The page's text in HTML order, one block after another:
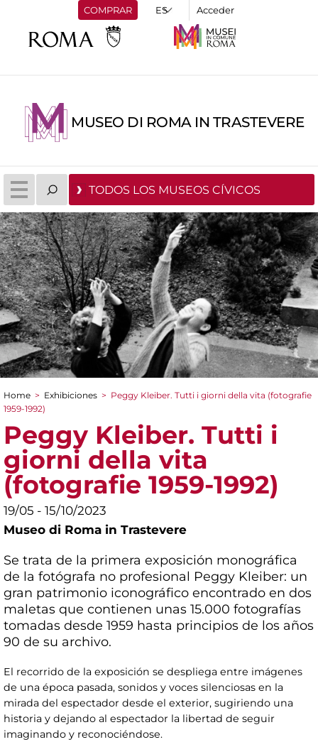
COMPRAR Acceder
MUSEO DI ROMA IN TRASTEVERE
TODOS LOS MUSEOS CÍVICOS
You are here
Home > Exhibiciones > Peggy Kleiber. Tutti i giorni della vita (fotografie
1959-1992)
Peggy Kleiber. Tutti i
giorni della vita
(fotografie 1959-1992)
19/05 - 15/10/2023
Museo di Roma in Trastevere
Se trata de la primera exposición monográfica
de la fotógrafa no profesional Peggy Kleiber: un
gran patrimonio iconográfico encontrado en dos
maletas que contienen unas 15.000 fotografías
tomadas desde 1959 hasta principios de los años
90 de su archivo.
El recorrido de la exposición se despliega entre imágenes
de una época pasada, sonidos y voces silenciosas en la
mirada del espectador desde el exterior, sugiriendo una
historia y dejando al espectador la libertad de seguir
imaginando y reconociéndose.